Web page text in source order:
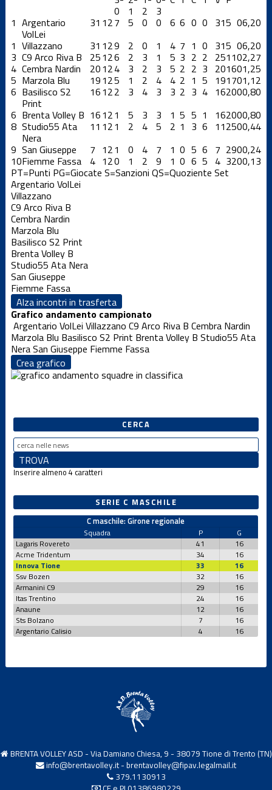
0 1 2 3
1 Argentario
VolLei
31 127 5 0 0 6 6 0 0 315 06,20
1 Villazzano 31 129 2 0 1 4 7 1 0 315 06,20
3 C9 Arco Riva B 25126 2 3 1 5 3 2 2 251102,27
4 Cembra Nardin 20124 3 2 3 5 2 2 3 201601,25
5 Marzola Blu 19125 1 2 4 4 2 1 5 191701,12
6 Basilisco S2
Print
16122 3 4 3 3 2 3 4 162000,80
6 Brenta Volley B 16121 5 3 3 1 5 5 1 162000,80
8 Studio55 Ata
Nera
11 121 2 4 5 2 1 3 6 112500,44
9 San Giuseppe 7 121 0 4 7 1 0 5 6 7 2900,24
10Fiemme Fassa 4 120 1 2 9 1 0 6 5 4 3200,13
PT=Punti PG=Giocate S=Sanzioni QS=Quoziente Set
Argentario VolLei
Villazzano
C9 Arco Riva B
Cembra Nardin
Marzola Blu
Basilisco S2 Print
Brenta Volley B
Studio55 Ata Nera
San Giuseppe
Fiemme Fassa
Alza incontri in trasferta
Grafico andamento campionato
Argentario VolLei Villazzano C9 Arco Riva B Cembra Nardin
Marzola Blu Basilisco S2 Print Brenta Volley B Studio55 Ata
NeraSan Giuseppe Fiemme Fassa
Crea grafico
CERCA
Inserire almeno 4 caratteri
SERIE C MASCHILE
C maschile: Girone regionale
Squadra P
G
Lagaris Rovereto
41
16
Acme Tridentum
34
16
Innova Tione
33
16
Ssv Bozen
32
16
Armanini C9
29
16
Itas Trentino
24
16
Anaune
12
16
Sts Bolzano
7
16
Argentario Calisio
4 16
BRENTA VOLLEY ASD - Via Damiano Chiesa, 9 - 38079 Tione di Trento (TN)
info@brentavolley.it- brentavolley@fipav.legalmail.it
379.1130913